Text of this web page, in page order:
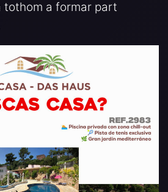
a formar part